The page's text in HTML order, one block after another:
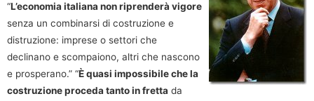
“L’economia italiana non riprenderà vigore
senza un combinarsi di costruzione e
distruzione: imprese o settori che
declinano e scompaiono, altri che nascono
e prosperano.” “È quasi impossibile che la
costruzione proceda tanto in fretta da